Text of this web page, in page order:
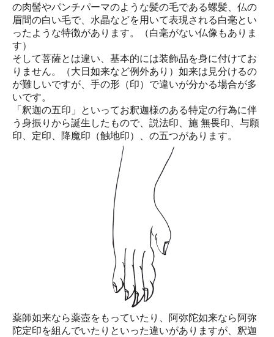
の肉髻やパンチパーマのような髪の毛である螺髪、仏の
眉間の白い毛で、水晶などを用いて表現される白毫とい
ったような特徴があります。（白毫がない仏像もありま
す）
そして菩薩とは違い、基本的には装飾品を身に付けてお
りません。（大日如来など例外あり）如来は見分けるの
が難しいですが、手の形（印）で違いが分かる場合が多
いです。
「釈迦の五印」といってお釈迦様のある特定の行為に伴
う身振りから誕生したもので、説法印、施 無畏印、与願
印、定印、降魔印（触地印）、の五つがあります。
薬師如来なら薬壺をもっていたり、阿弥陀如来なら阿弥
陀定印を組んでいたりといった違いがありますが、釈迦